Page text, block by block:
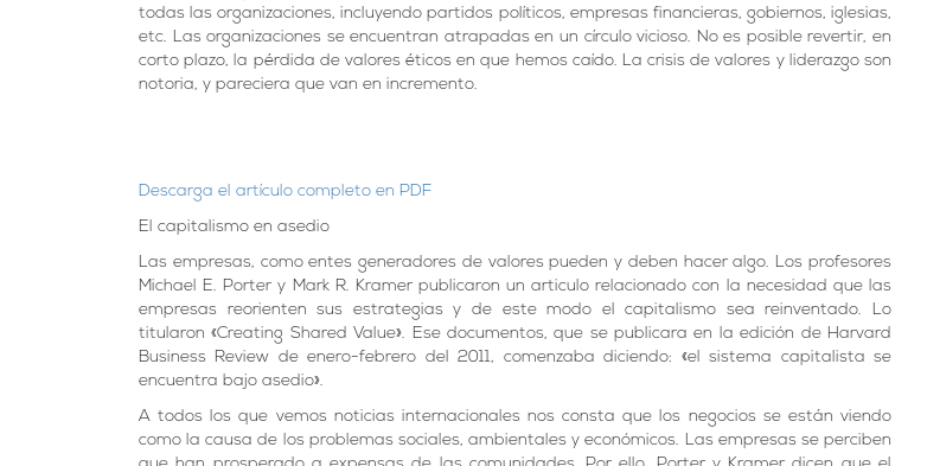
todas las organizaciones, incluyendo partidos políticos, empresas financieras, gobiernos, iglesias,
etc. Las organizaciones se encuentran atrapadas en un círculo vicioso. No es posible revertir, en
corto plazo, la pérdida de valores éticos en que hemos caído. La crisis de valores y liderazgo son
notoria, y pareciera que van en incremento.
Descarga el artículo completo en PDF
El capitalismo en asedio
Las empresas, como entes generadores de valores pueden y deben hacer algo. Los profesores
Michael E. Porter y Mark R. Kramer publicaron un articulo relacionado con la necesidad que las
empresas reorienten sus estrategias y de este modo el capitalismo sea reinventado. Lo
titularon «Creating Shared Value». Ese documentos, que se publicara en la edición de Harvard
Business Review de enero-febrero del 2011, comenzaba diciendo: «el sistema capitalista se
encuentra bajo asedio».
A todos los que vemos noticias internacionales nos consta que los negocios se están viendo
como la causa de los problemas sociales, ambientales y económicos. Las empresas se perciben